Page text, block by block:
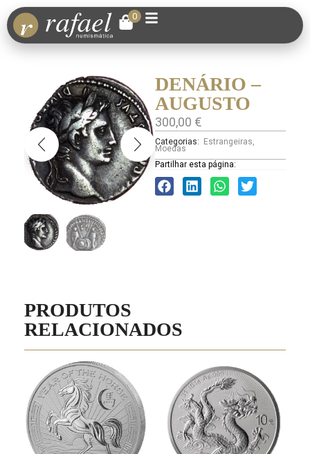
0
DENÁRIO –
AUGUSTO
300,00 €
Categorias: Estrangeiras,
Moedas
Partilhar esta página:
PRODUTOS
RELACIONADOS